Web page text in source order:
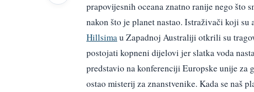
prapovijesnih oceana znatno ranije nego što
nakon što je planet nastao. Istraživači koji
Hillsimau Zapadnoj Australiji otkrili su
postojati kopneni dijelovi jer slatka voda
predstavio na konferenciji Europske unije za
ostao misterij za znanstvenike. Kada se naš